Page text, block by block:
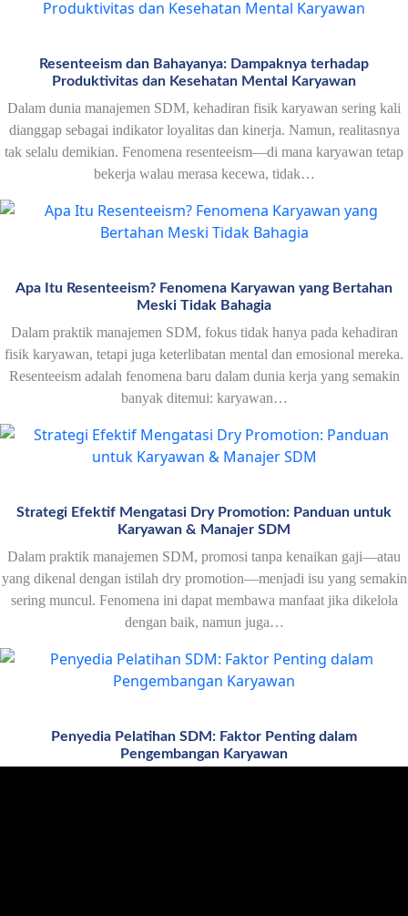
Resenteeism dan Bahayanya: Dampaknya terhadap
Produktivitas dan Kesehatan Mental Karyawan
Dalam dunia manajemen SDM, kehadiran fisik karyawan sering kali
dianggap sebagai indikator loyalitas dan kinerja. Namun, realitasnya
tak selalu demikian. Fenomena resenteeism—di mana karyawan tetap
bekerja walau merasa kecewa, tidak…
Apa Itu Resenteeism? Fenomena Karyawan yang Bertahan
Meski Tidak Bahagia
Dalam praktik manajemen SDM, fokus tidak hanya pada kehadiran
fisik karyawan, tetapi juga keterlibatan mental dan emosional mereka.
Resenteeism adalah fenomena baru dalam dunia kerja yang semakin
banyak ditemui: karyawan…
Strategi Efektif Mengatasi Dry Promotion: Panduan untuk
Karyawan & Manajer SDM
Dalam praktik manajemen SDM, promosi tanpa kenaikan gaji—atau
yang dikenal dengan istilah dry promotion—menjadi isu yang semakin
sering muncul. Fenomena ini dapat membawa manfaat jika dikelola
dengan baik, namun juga…
Penyedia Pelatihan SDM: Faktor Penting dalam
Pengembangan Karyawan